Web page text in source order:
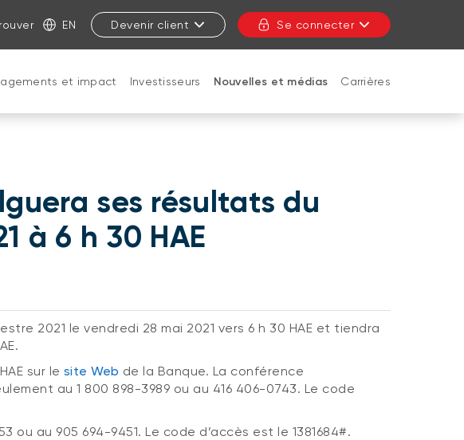
EN Devenir client Se connecter
et impact Investisseurs Nouvelles et médias Carrières
ses résultats du
à 6 h 30 HAE
2021 le vendredi 28 mai 2021 vers 6 h 30 HAE et tiendra
sur le site Web de la Banque. La conférence
au 1 800 898-3989 ou au 416 406-0743. Le code
ou au 905 694-9451. Le code d’accès est le 1381684#.